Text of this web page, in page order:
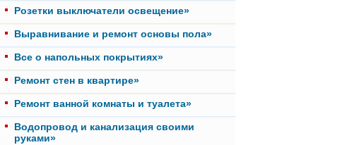
Розетки выключатели освещение»
Выравнивание и ремонт основы пола»
Все о напольных покрытиях»
Ремонт стен в квартире»
Ремонт ванной комнаты и туалета»
Водопровод и канализация своими
руками»